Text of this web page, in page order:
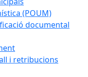
(POUM)
documental
i retribucions